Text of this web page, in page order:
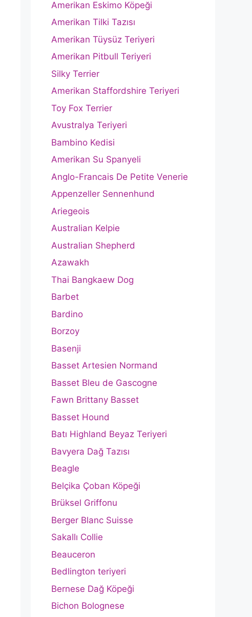
Amerikan Eskimo Köpeği
Amerikan Tilki Tazısı
Amerikan Tüysüz Teriyeri
Amerikan Pitbull Teriyeri
Silky Terrier
Amerikan Staffordshire Teriyeri
Toy Fox Terrier
Avustralya Teriyeri
Bambino Kedisi
Amerikan Su Spanyeli
Anglo-Francais De Petite Venerie
Appenzeller Sennenhund
Ariegeois
Australian Kelpie
Australian Shepherd
Azawakh
Thai Bangkaew Dog
Barbet
Bardino
Borzoy
Basenji
Basset Artesien Normand
Basset Bleu de Gascogne
Fawn Brittany Basset
Basset Hound
Batı Highland Beyaz Teriyeri
Bavyera Dağ Tazısı
Beagle
Belçika Çoban Köpeği
Brüksel Griffonu
Berger Blanc Suisse
Sakallı Collie
Beauceron
Bedlington teriyeri
Bernese Dağ Köpeği
Bichon Bolognese